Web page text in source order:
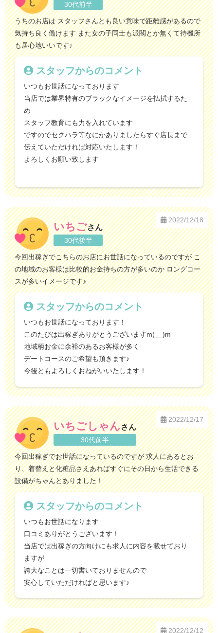
30代前半
うちのお店は スタッフさんとも良い意味で距離感があるので
気持ち良く働けます また女の子同士も派閥とか無くて待機所
も居心地いいです♪
スタッフからのコメント
いつもお世話になっております
当店では業界特有のブラックなイメージを払拭するた
め
スタッフ教育にも力を入れています
ですのでセクハラ等なにかありましたらすぐ店長まで
伝えていただければ対応いたします！
よろしくお願い致します
いちごさん
30代後半
2022/12/18
今回出稼ぎでこちらのお店にお世話になっているのですが こ
の地域のお客様は比較的お金持ちの方が多いのか ロングコー
スが多いイメージです♪
スタッフからのコメント
いつもお世話になっております！
このたびは出稼ぎありがとうございますm(__)m
地域柄お金に余裕のあるお客様が多く
デートコースのご希望も頂きます♪
今後ともよろしくおねがいいたします！
いちごしゃんさん
30代前半
2022/12/17
今回出稼ぎでお世話になっているのですが 求人にあるとお
り、着替えと化粧品さえあればすぐにその日から生活できる
設備がちゃんとありました！
スタッフからのコメント
いつもお世話になります
口コミありがとうございます！
当店では出稼ぎの方向けにも求人に内容を載せており
ますが
誇大なことは一切書いておりませんので
安心していただければと思います♪
2022/12/12